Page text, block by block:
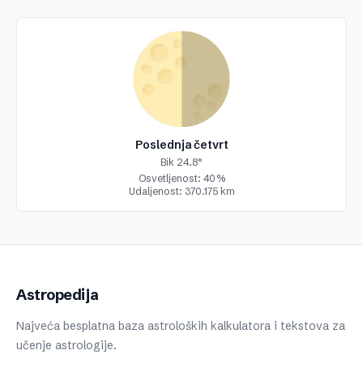
Poslednja četvrt
Bik 24.8°
Osvetljenost: 40%
Udaljenost: 370.175 km
Astropedija
Najveća besplatna baza astroloških kalkulatora i tekstova za
učenje astrologije.